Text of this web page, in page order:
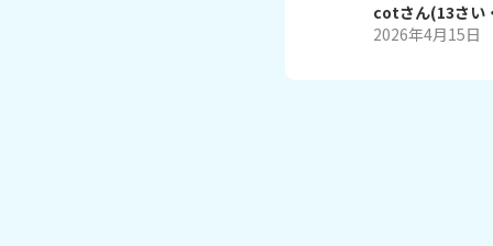
cotさん(13さい
2026年4月15日